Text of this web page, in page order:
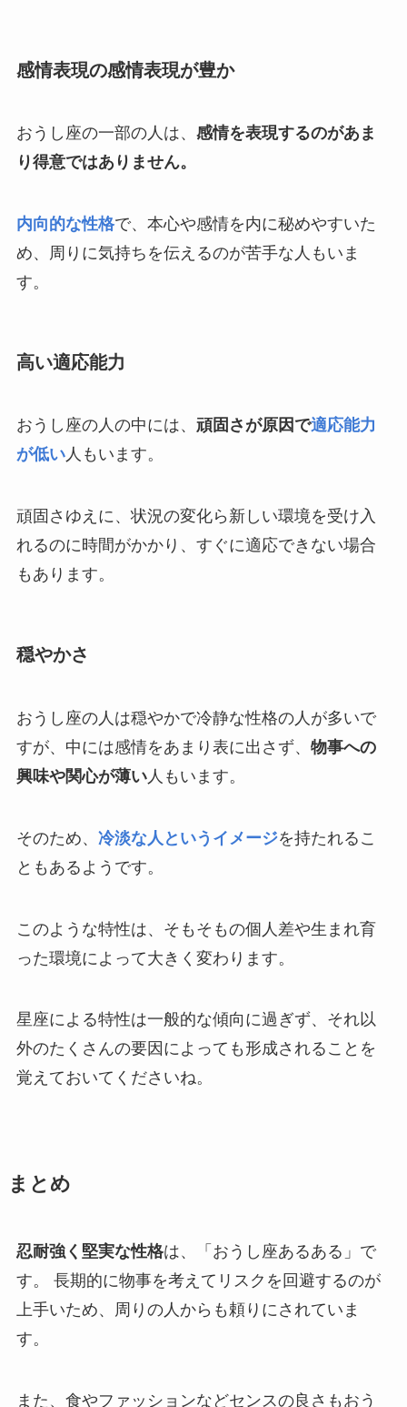
感情表現の感情表現が豊か
おうし座の一部の人は、 感情を表現するのがあま
り得意ではありません。
内向的な性格で、本心や感情を内に秘めやすいた
め、周りに気持ちを伝えるのが苦手な人もいま
す。
高い適応能力
おうし座の人の中には、 頑固さが原因で適応能力
が低い人もいます。
頑固さゆえに、状況の変化ら新しい環境を受け入
れるのに時間がかかり、すぐに適応できない場合
もあります。
穏やかさ
おうし座の人は穏やかで冷静な性格の人が多いで
すが、中には感情をあまり表に出さず、 物事への
興味や関心が薄い人もいます。
そのため、 冷淡な人というイメージを持たれるこ
ともあるようです。
このような特性は、そもそもの個人差や生まれ育
った環境によって大きく変わります。
星座による特性は一般的な傾向に過ぎず、それ以
外のたくさんの要因によっても形成されることを
覚えておいてくださいね。
まとめ
忍耐強く堅実な性格は、「おうし座あるある」で
す。 長期的に物事を考えてリスクを回避するのが
上手いため、周りの人からも頼りにされていま
す。
また、食やファッションなどセンスの良さもおう